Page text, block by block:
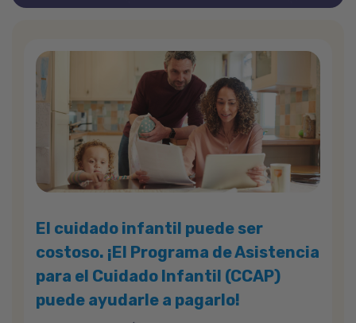
El cuidado infantil puede ser
costoso. ¡El Programa de Asistencia
para el Cuidado Infantil (CCAP)
puede ayudarle a pagarlo!